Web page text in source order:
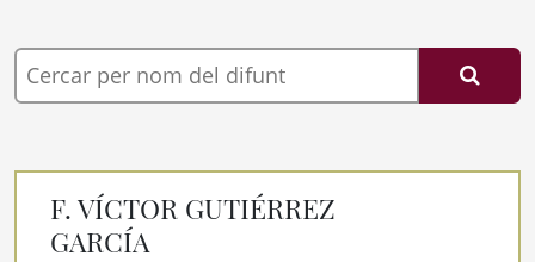
F. VÍCTOR GUTIÉRREZ
GARCÍA